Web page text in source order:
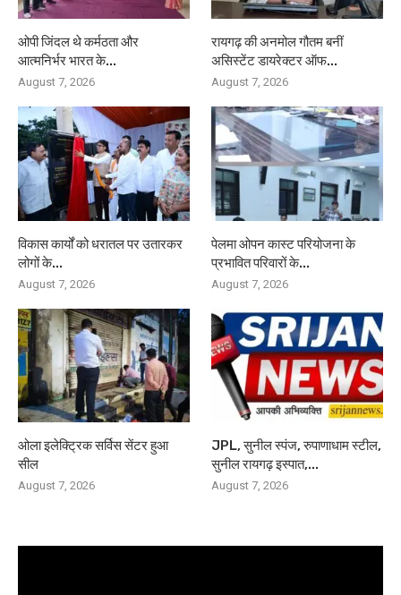
ओपी जिंदल थे कर्मठता और
आत्मनिर्भर भारत के...
August 7, 2026
रायगढ़ की अनमोल गौतम बनीं
असिस्टेंट डायरेक्टर ऑफ...
August 7, 2026
विकास कार्यों को धरातल पर उतारकर
लोगों के...
August 7, 2026
पेलमा ओपन कास्ट परियोजना के
प्रभावित परिवारों के...
August 7, 2026
ओला इलेक्ट्रिक सर्विस सेंटर हुआ
सील
August 7, 2026
JPL, सुनील स्पंज, रुपाणाधाम स्टील,
सुनील रायगढ़ इस्पात,...
August 7, 2026